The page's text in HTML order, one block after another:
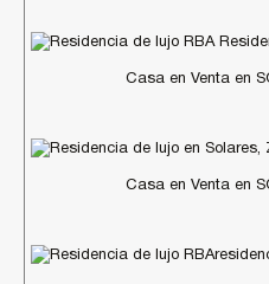
Casa en Venta en
Casa en Venta en